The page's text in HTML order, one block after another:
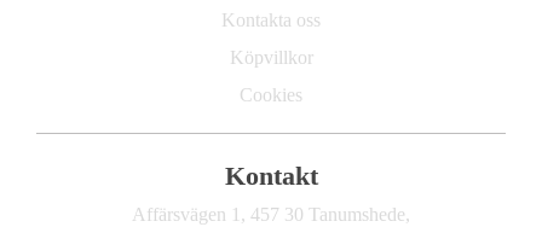
Kontakta oss
Köpvillkor
Cookies
Kontakt
Affärsvägen 1, 457 30 Tanumshede,